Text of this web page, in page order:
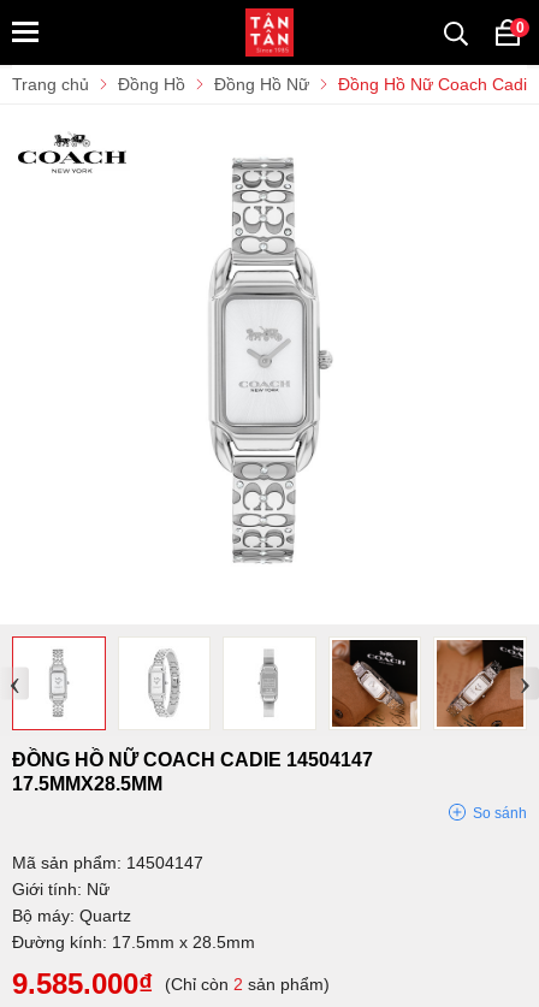
0
Trang chủ Đồng Hồ Đồng Hồ Nữ Đồng Hồ Nữ Coach
‹ ›
ĐỒNG HỒ NỮ COACH CADIE 14504147
17.5MMX28.5MM
So sánh
Mã sản phẩm: 14504147
Giới tính: Nữ
Bộ máy: Quartz
Đường kính: 17.5mm x 28.5mm
9.585.000₫ (Chỉ còn 2 sản phẩm)